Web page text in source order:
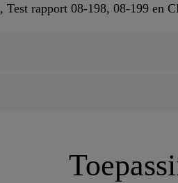
Test rapport 08-198, 08-199 en